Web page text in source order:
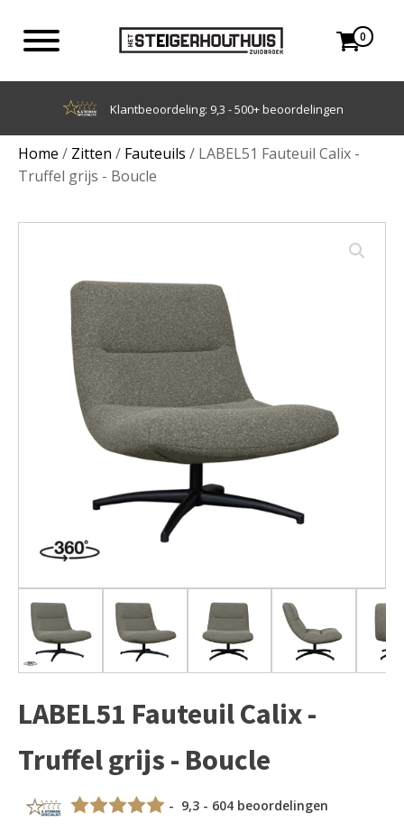
0
Achteraf betalen met Klarna
Home / Zitten / Fauteuils / LABEL51 Fauteuil Calix -
Truffel grijs - Boucle
LABEL51 Fauteuil Calix -
Truffel grijs - Boucle
- 9,3 - 604 beoordelingen